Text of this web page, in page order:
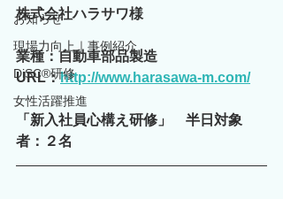
お知らせ
現場力向上｜事例紹介
DiSC®︎研修
女性活躍推進
株式会社ハラサワ様
業種：自動車部品製造
URL：http://www.harasawa-m.com/
「新入社員心構え研修」　半日対象
者：２名